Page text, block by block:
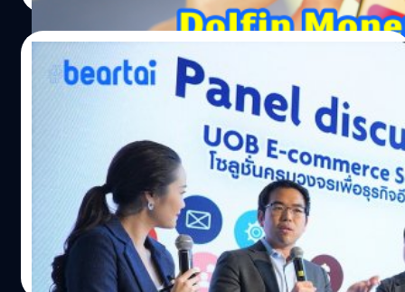
Dolfin พร้อมให้บริการตั้งแต่วันที่ 1 ธ.ค. 2563 นี้เป็นต้นไป
ภายใต้แนวคิด “ฮีโร่จัดให้ เบาใจคุณ” ให้สามารถเข้าถึงวงเงิน
สินเชื่อได้ง่ายๆ ผ่านแอปพลิเคชัน Dolfin ไม่ต้องใช้หลัก
ประกัน ไม่ต้องส่งเอกสารแสดงรายได้ สามารถสมัครง่ายได้
ทุกที่ ทุกเวลา รู้ผลอนุมัติเร็วสุดใน 5 นาที และพร้อมใช้วงเงิน
ได้ทันที โดยสามารถเบิกถอนเงินสด โอนเข้าบัญชี หรือจะใช้
จ่ายชอปปิ้งกับร้านค้าชั้นนำในเครือเซ็นทรัลและร้านค้า
พันธมิตรได้สะดวกสบาย เพียงสแกนคิวอาร์โค้ด ตั้งเป้าผู้ได้รับ
การอนุมัติสินเชื่อ 100,000 ราย คิดเป็นวงเงินสินเชื่อ…
UOB ร่วมกับ Lazada และ BentoWeb เปิดตัว
โซลูชั่นครบวงจร UOB BizMerchant เพื่อ
ธุรกิจอีคอมเมิร์ซ
ธนาคารยูโอบี (ไทย) จำกัด รุกตลาดสินเชื่อเพื่ออีคอมเมิร์ซ
รายย่อย จับมือลาซาด้าและเบนโตะเว็บ สองพันธมิตรในวงการ
อีคอมเมิร์ซ มอบโซลูชั่นครบวงจร ทั้งสินเชื่อ UOB
BizMerchant เพื่อใช้หมุนเวียนในธุรกิจวงเงินสูงสุด 1 ล้านบาท
พร้อมระบบบริหารจัดการร้านค้าออนไลน์ ตอบโจทย์ลูกค้า
ธุรกิจรายย่อย ช่วยขับเคลื่อนเศรษฐกิจดิจิทัลของประเทศไทย
Totsapon Kritsadangphorn| 2428 days ago
Read More